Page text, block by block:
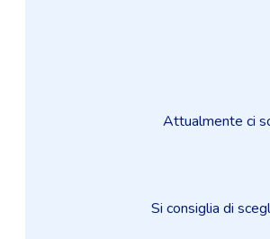
Attualmente ci
Si consiglia di